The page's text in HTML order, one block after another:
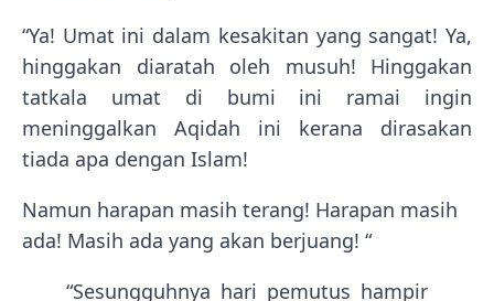
“Ya! Umat ini dalam kesakitan yang sangat! Ya,
hinggakan diaratah oleh musuh! Hinggakan
tatkala umat di bumi ini ramai ingin
meninggalkan Aqidah ini kerana dirasakan
tiada apa dengan Islam!
Namun harapan masih terang! Harapan masih
ada! Masih ada yang akan berjuang! “
“Sesungguhnya hari pemutus hampir